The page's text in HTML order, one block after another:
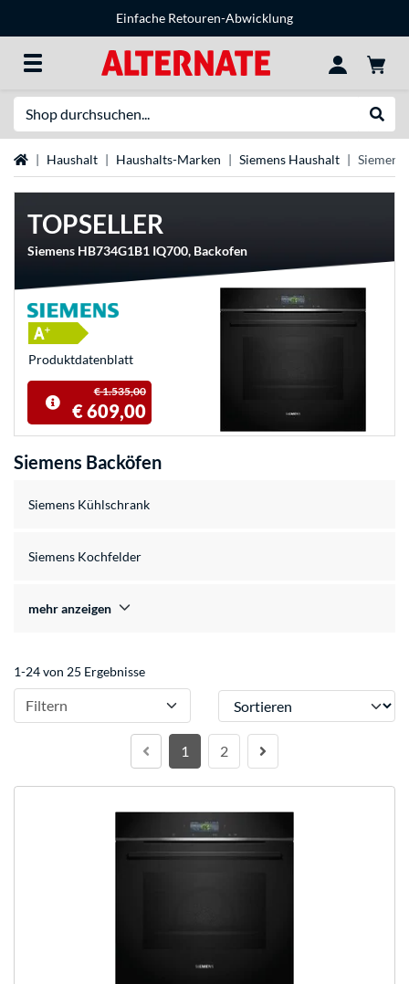
Einfache Retouren-Abwicklung
StartseiteHaushalt Haushalts-Marken Siemens Haushalt Siemens
TOPSELLER
Siemens HB734G1B1 IQ700, Backofen
Produkt­datenblatt
€ 1.535,00
€ 609,00
Siemens Backöfen
Siemens Kühlschrank
Siemens Kochfelder
mehr anzeigen
1-24 von 25 Ergebnisse
Filtern Sortieren
1 2